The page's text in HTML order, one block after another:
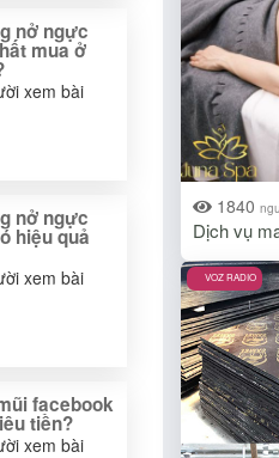
nở ngực
mua ở
xem bài
nở ngực
hiệu quả
xem bài
facebook
tiền?
xem bài
1840
Dịch vụ
VOZ RADIO